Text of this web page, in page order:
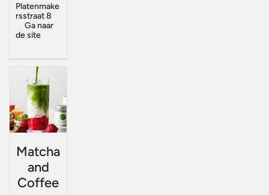
Platenmake
rsstraat 8
Ga naar
de site
Matcha
and
Coffee